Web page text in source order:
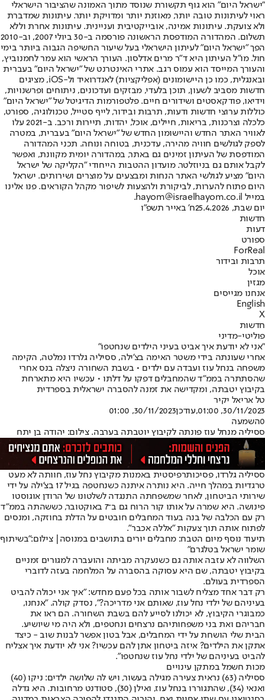
"ישראל היום" הוא גוף תקשורת שנוסד מתוך האמונה שהציבור הישראלי
ראוי לעיתונות טובה יותר, מאוזנת יותר ומדויקת יותר. עיתונות שמדברת
ולא צועקת. עיתונות אמינה, אובייקטיבית ועניינית. עיתונות אחרת וללא
תשלום. המהדורה המודפסת הראשונה פורסמה ב-30 ביולי 2007, וב-2010
הפך "ישראל היום" לעיתון הישראלי בעל שיעור החשיפה הגבוה ביותר בימי
חול. מו"ל העיתון היא ד"ר מרים אדלסון. העורך הראשי הוא עמר לחמנוביץ,
והעורך המייסד הוא עמוס רגב. אתרי האינטרנט של "ישראל היום" בעברית
ובאנגלית, כמו כן היישומונים (אפליקציות) לאנדרואיד ול-iOS, מציגים
חדשות מסביב לשעון, תוכן בלעדי, מבזקים ועדכונים, ניתוחים ופרשנויות,
וידיאו, פודקאסטים ושידורים חיים. פלטפורמות הדיגיטל של "ישראל היום"
כוללות ערוצי חדשות ודעות, תרבות ובידור, לייף סטייל, טכנולוגיה, ספורט,
כלכלה וצרכנות, בריאות, חיילים, אוכל, יהדות, תיירות ורכב. ב-2021 עלו
לאוויר האתר החדש והיישומון החדש של "ישראל היום" בעברית, במטרה
לספק לגולשים חוויה מהירה, עדכנית, בטוחה ונוחה. תכני המהדורה
המודפסת של העיתון זמינים גם באתר, במהדורה יומית מקוונת, ואפשר
לקבל אותם גם בניוזלטר. מועדון ההטבות הייחודי "הקליקה של ישראל
היום" מציע לגולשי האתר הנחות ומבצעים על מוצרים ושירותים. ישראל
היום פתוח להערות, לביקורת ולהצעות לשיפור מקהל הקוראים. פנו אלינו
במייל hayom@israelhayom.co.il.
יום שבת, 25.4.2026
ח' באייר תשפ"ו
חדשות
דעות
ספורט
ForReal
תרבות ובידור
אוכל
מגזין
אנחנו מגייסים
English
X
חדשות
פוליטי-מדיני
"אני לא יודעת איך אביט בעיני הילדים שנחטפו"
אחרי שעונתה בידי משטר האימה בצ'ילה, ססיליה גלרדו נמלטה, הקימה
משפחה בנחל עוז ועבדה עם ילדים • בשבת השחורה ניצלה בנס אחרי
שהסתתרה בממ"ד שהמחבלים דפקו על דלתו • עכשיו היא מתארחת
בקיבוץ יטבתה, ומקדישה את זמנה להסברה ישראלית בספרדית
טל אריאל יקיר
30/11/2023, 01:00
,עודכן30/11/2023, 01:00
0השמעה
ססיליה מנחל עוז פונתה לקיבוץ יוטבתה בערבה. צילום: יהודה בן יתח
ססיליה גלרדו, פסיכותרפיסטית באמנות מקיבוץ נחל עוז, חוותה לא מעט
טרגדיות במהלך חייה. היא נותרה איתנה כשנחטפה בגיל 17 בצ'ילה על ידי
שירותי הביטחון, לאחר שמשפחתה התנגדה לשלטונו של הרודן אוגוסטו
פינושה. היא שמרה על אותו קור הרוח גם ב־7 באוקטובר, כששהתה בממ"ד
רק עם הכלבה של בנה בעוד המחבלים חובטים על הדלת בחוזקה, ומנסים
לפתוח אותה תוך צעקות "אללה אכבר".
תיעוד נוסף מיום הטבח: מחבלים יורים בתושבים במנוסה| צילום:"בשיתוף
שומר ישראל בטלגרם"
השלווה לא עזבה אותה גם כשנעקרה מביתה והועברה למגורים זמניים
בקיבוץ יטבתה, שם היא עסוקה בהסברה על המלחמה בעזה לדוברי
הספרדית בעולם.
רק דבר אחד מצליח לשבור אותה בכל פעם מחדש: "איך אני יכולה להביט
בעיניהם של ילדי נחל עוז, שאותם אני מדריכה?", נסדק קולה. "אנחנו,
כמבוגרי הקיבוץ, לא יכולנו לסייע להם בשבת השחורה. הם ראו את
חבריהם ואת בני משפחותיהם נרצחים ונחטפים, ולא היה מי שיושיע.
הבית שלי הושחת על ידי המחבלים, אבל בטון אפשר לבנות שוב - כיצד
אתקן את הילדים? איזה ביטחון אתן להם עכשיו? אני לא יודעת איך אצליח
להביט בעיניהם של ילדי נחל עוז שנחטפו".
מכות חשמל במתקן עינויים
ססיליה (63) נראית צעירה מגילה בעשור, ויש לה שלושה ילדים: ניקו (40)
ואנאי (34), שהתגוררו בנחל עוז, ואילן (30), סטודנט מרחובות. היא גדלה